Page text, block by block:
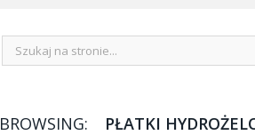
BROWSING: PŁATKI